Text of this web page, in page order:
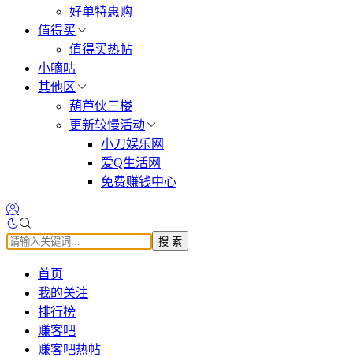
好单特惠购
值得买
值得买热帖
小嘀咕
其他区
葫芦侠三楼
更新较慢活动
小刀娱乐网
爱Q生活网
免费赚钱中心
搜 索
首页
我的关注
排行榜
赚客吧
赚客吧热帖